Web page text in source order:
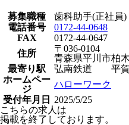
募集職種
歯科助手(正社員)
電話番号
0172-44-0648
FAX
0172-44-0647
住所
〒036-0104
青森県平川市柏
最寄り駅
弘南鉄道 平
ホームペー
ジ
ハローワーク
受付年月日
2025/5/25
こちらの求人は
掲載を終了しております。